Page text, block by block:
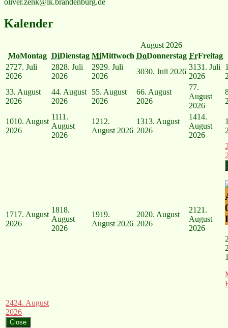
Kalender
August 2026
MoMontag DiDienstag MiMittwoch DoDonnerstag FrFreitag
2727. Juli
2026
2828. Juli
2026
2929. Juli
2026
3030. Juli 2026
3131. Juli
2026
1
33. August
2026
44. August
2026
55. August
2026
66. August
2026
77.
August
2026
1010. August
2026
1111.
August
2026
1212.
August 2026
1313. August
2026
1414.
August
2026
1717. August
2026
1818.
August
2026
1919.
August 2026
2020. August
2026
21 21.
August
2026
2424. August
2026
Close